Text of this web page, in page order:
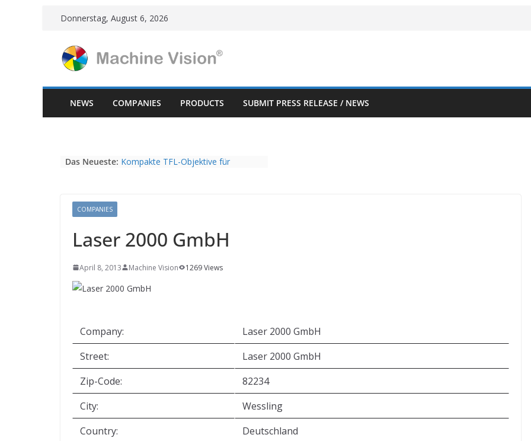
content
Donnerstag, August 6, 2026
NEWS COMPANIES PRODUCTS SUBMIT PRESS RELEASE / NEWS
Das Neueste: Kompakte TFL-Objektive für
kleinstes Embedded-Vision-System
NEUER NAME, KONSTANTE
SYSTEMS WIRD EYYES
positioning of industrial cameras
COMPANIES
Laser 2000 GmbH
April 8, 2013 Machine Vision 1269 Views
Company:
Laser 2000 GmbH
Street:
Laser 2000 GmbH
Zip-Code:
82234
City:
Wessling
Country:
Deutschland